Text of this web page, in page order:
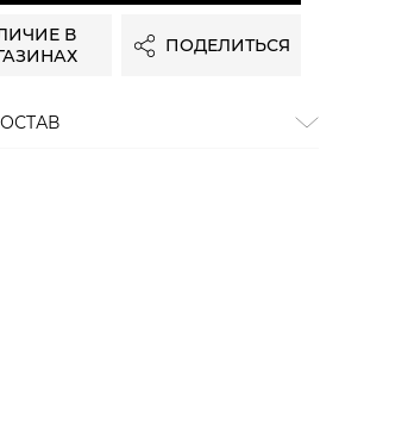
В
ПОДЕЛИТЬСЯ